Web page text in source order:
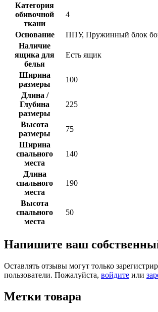
Категория
обивочной
ткани
4
Основание
ППУ, Пружинный блок
Наличие
ящика для
белья
Есть ящик
Ширина
размеры
100
Длина /
Глубина
размеры
225
Высота
размеры
75
Ширина
спального
места
140
Длина
спального
места
190
Высота
спального
места
50
Напишите ваш
Оставлять отзывы могут только
пользователи. Пожалуйста, войдите или
Метки товара